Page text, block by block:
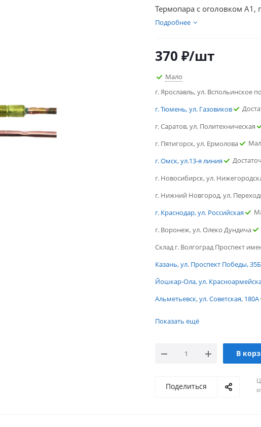
Термопара c оголовком
Подробнее
370 ₽/шт
Мало
г. Ярославль, ул. Вспольинское
г. Тюмень, ул. Газовиков
г. Саратов, ул. Политехническая
г. Пятигорск, ул. Ермолова
г. Омск, ул.13-я линия
г. Новосибирск, ул.
г. Нижний Новгород, ул.
г. Краснодар, ул. Российская
г. Воронеж, ул. Олеко Дундича
Склад г. Волгоград Проспект
Казань, ул. Проспект Победы, 35Б
Йошкар-Ола, ул.
Альметьевск, ул. Советская, 180А
г. Саратов, ул. Политехническая
г. Омск, ул.13-я линия
Показать ещё
В
Поделиться